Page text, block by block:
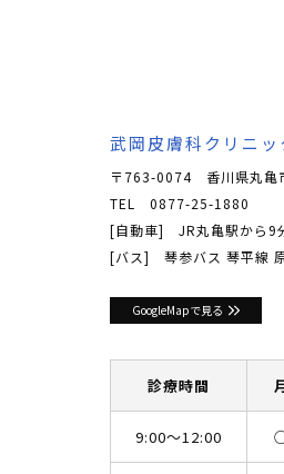
武岡皮膚科クリニ
〒763-0074 香川県丸亀
TEL 0877-25-1880
[自動車] JR丸亀駅から9
[バス] 琴参バス 琴平線
GoogleMapで見る
診療時間
9:00〜12:00